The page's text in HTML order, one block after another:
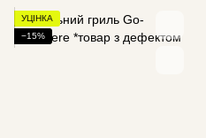
УЦІНКА
−15%